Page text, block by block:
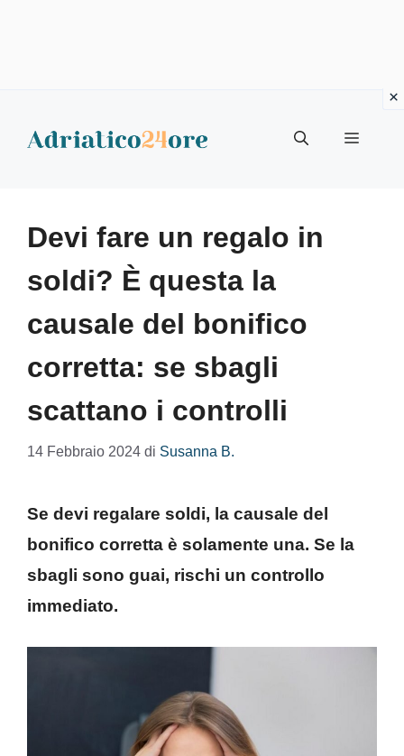
Menu
Devi fare un regalo in
soldi? È questa la
causale del bonifico
corretta: se sbagli
scattano i controlli
14 Febbraio 2024 di Susanna B.
Se devi regalare soldi, la causale del
bonifico corretta è solamente una. Se la
sbagli sono guai, rischi un controllo
immediato.